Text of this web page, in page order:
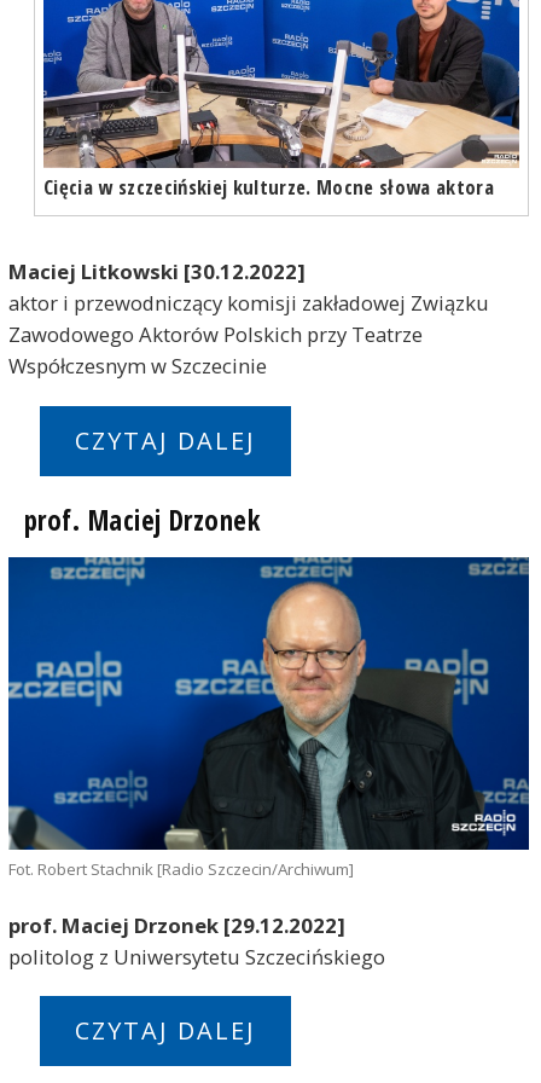
Cięcia w szczecińskiej kulturze. Mocne słowa aktora
Maciej Litkowski [30.12.2022]
aktor i przewodniczący komisji zakładowej Związku
Zawodowego Aktorów Polskich przy Teatrze
Współczesnym w Szczecinie
CZYTAJ DALEJ
prof. Maciej Drzonek
Fot. Robert Stachnik [Radio Szczecin/Archiwum]
prof. Maciej Drzonek [29.12.2022]
politolog z Uniwersytetu Szczecińskiego
CZYTAJ DALEJ